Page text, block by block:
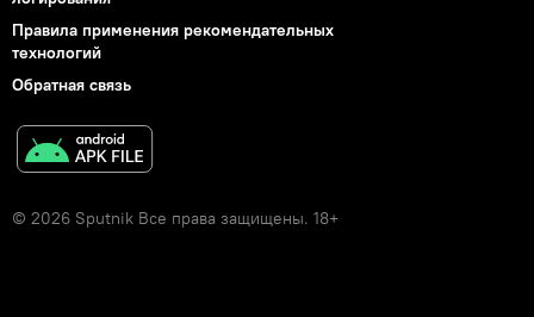
Правила применения рекомендательных
технологий
Обратная связь
© 2026 Sputnik Все права защищены. 18+